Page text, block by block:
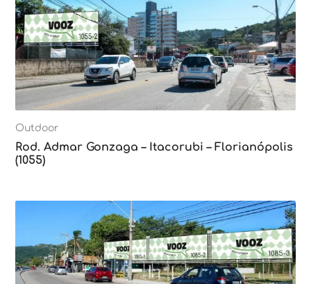
Outdoor
Rod. Admar Gonzaga – Itacorubi – Florianópolis
(1055)